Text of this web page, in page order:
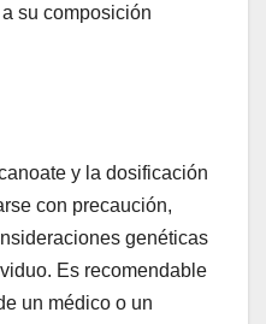
su composición
y la dosificación
con precaución,
genéticas
Es recomendable
un médico o un